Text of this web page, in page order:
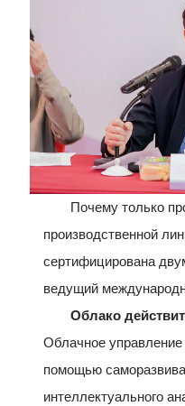
Почему только
производственной
сертифицирована
ведущий
Облако
Облачное управление
помощью
интеллектуального